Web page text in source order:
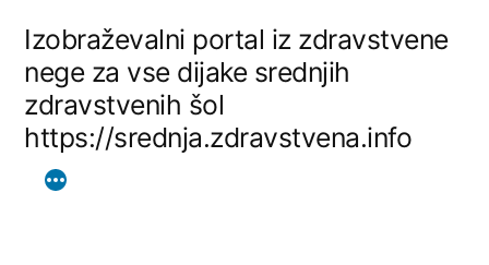
content
Izobraževalni portal iz zdravstvene
nege za vse dijake srednjih
zdravstvenih šol
https://srednja.zdravstvena.info